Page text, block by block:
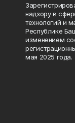
надзору в
технологий и
Республике
изменением
мая 2025 года.